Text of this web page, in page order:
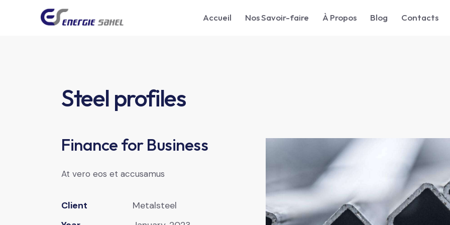
Accueil Nos Savoir-faire À Propos Blog Contacts
Steel profiles
Finance for Business
At vero eos et accusamus
Client
Metalsteel